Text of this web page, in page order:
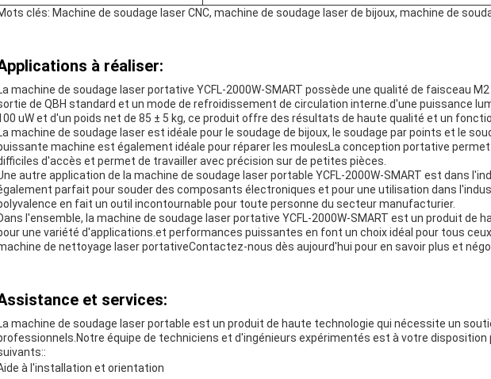
clés: Machine de soudage laser CNC, machine de soudage laser de bijoux, machine de
à réaliser:
machine de soudage laser portative YCFL-2000W-SMART possède une qualité de faisceau M2
de QBH standard et un mode de refroidissement de circulation interne.d'une puissance
uW et d'un poids net de 85 ± 5 kg, ce produit offre des résultats de haute qualité et un
machine de soudage laser est idéale pour le soudage de bijoux, le soudage par points et le
machine est également idéale pour réparer les moulesLa conception portative
d'accès et permet de travailler avec précision sur de petites pièces.
autre application de la machine de soudage laser portable YCFL-2000W-SMART est dans
parfait pour souder des composants électroniques et pour une utilisation dans
en fait un outil incontournable pour toute personne du secteur manufacturier.
l'ensemble, la machine de soudage laser portative YCFL-2000W-SMART est un produit de
une variété d'applications.et performances puissantes en font un choix idéal pour tous
de nettoyage laser portativeContactez-nous dès aujourd'hui pour en savoir plus et
et services:
machine de soudage laser portable est un produit de haute technologie qui nécessite un
équipe de techniciens et d'ingénieurs expérimentés est à votre disposition
à l'installation et orientation